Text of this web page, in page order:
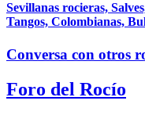
Sevillanas rocieras,
Tangos, Colombianas,
Conversa con otros
Foro del Rocío